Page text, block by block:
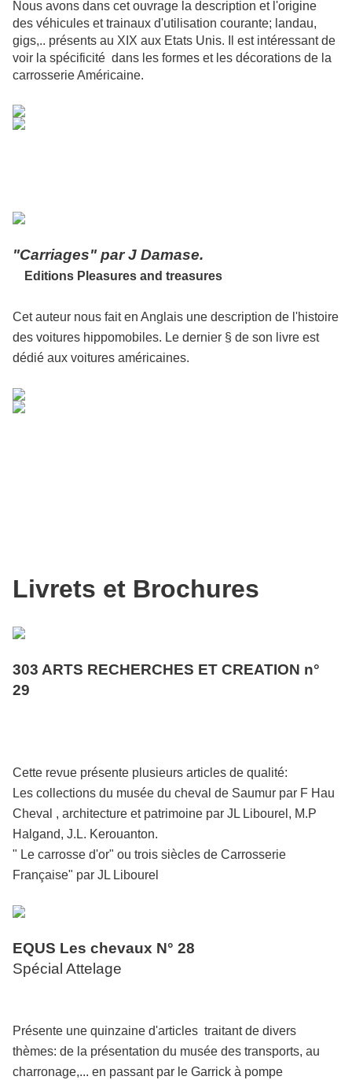
Nous avons dans cet ouvrage la description et l'origine
des véhicules et trainaux d'utilisation courante; landau,
gigs,.. présents au XIX aux Etats Unis. Il est intéressant de
voir la spécificité dans les formes et les décorations de la
carrosserie Américaine.
"Carriages" par J Damase.
Editions Pleasures and treasures
Cet auteur nous fait en Anglais une description de l'histoire
des voitures hippomobiles. Le dernier § de son livre est
dédié aux voitures américaines.
Livrets et Brochures
303 ARTS RECHERCHES ET CREATION n°
29
Cette revue présente plusieurs articles de qualité:
Les collections du musée du cheval de Saumur par F Hau
Cheval , architecture et patrimoine par JL Libourel, M.P
Halgand, J.L. Kerouanton.
" Le carrosse d'or" ou trois siècles de Carrosserie
Française" par JL Libourel
EQUS Les chevaux N° 28
Spécial Attelage
Présente une quinzaine d'articles traitant de divers
thèmes: de la présentation du musée des transports, au
charronage,... en passant par le Garrick à pompe